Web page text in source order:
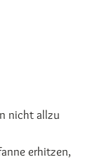
nicht allzu
erhitzen,